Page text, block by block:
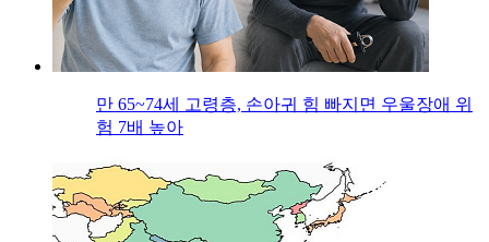
만 65~74세 고령층, 손아귀 힘 빠지면 우울장애 위
험 7배 높아